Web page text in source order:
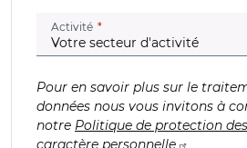
Activité (champ obligatoire)
Pour en savoir plus sur le
données nous vous invitons à
notre Politique de protection
caractère personnelle